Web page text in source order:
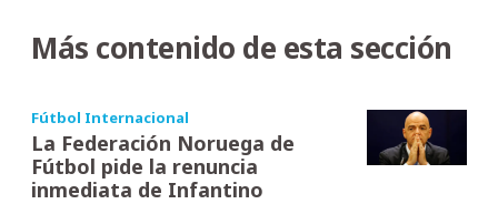
Más contenido de esta sección
Fútbol Internacional
La Federación Noruega de
Fútbol pide la renuncia
inmediata de Infantino